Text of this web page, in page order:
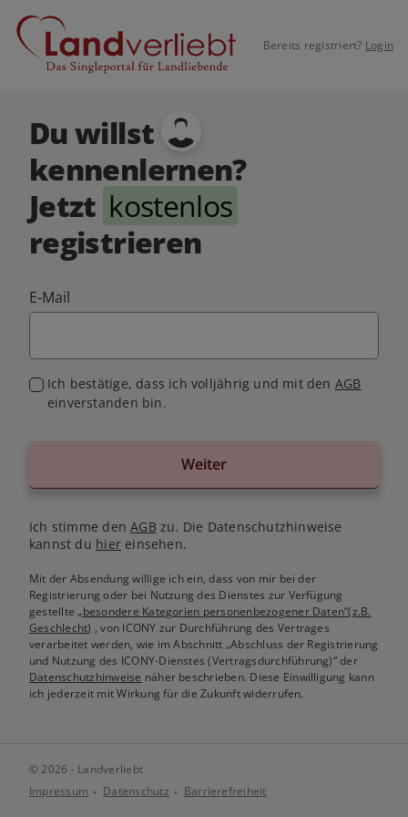
Bereits registriert? Login
Du willst
kennenlernen?
Jetzt kostenlos
registrieren
E-Mail
Ich bestätige, dass ich volljährig und mit den AGB
einverstanden bin.
Weiter
Ich stimme denAGB zu. Die Datenschutzhinweise
kannst du hiereinsehen.
Mit der Absendung willige ich ein, dass von mir bei der
Registrierung oder bei Nutzung des Dienstes zur Verfügung
gestellte„besondere Kategorien personenbezogener Daten“(z.B.
Geschlecht) , von ICONY zur Durchführung des Vertrages
verarbeitet werden, wie im Abschnitt „Abschluss der Registrierung
und Nutzung des ICONY-Dienstes (Vertragsdurchführung)“ der
Datenschutzhinweise näher beschrieben. Diese Einwilligung kann
ich jederzeit mit Wirkung für die Zukunft widerrufen.
© 2026 - Landverliebt
Impressum
Datenschutz Barrierefreiheit